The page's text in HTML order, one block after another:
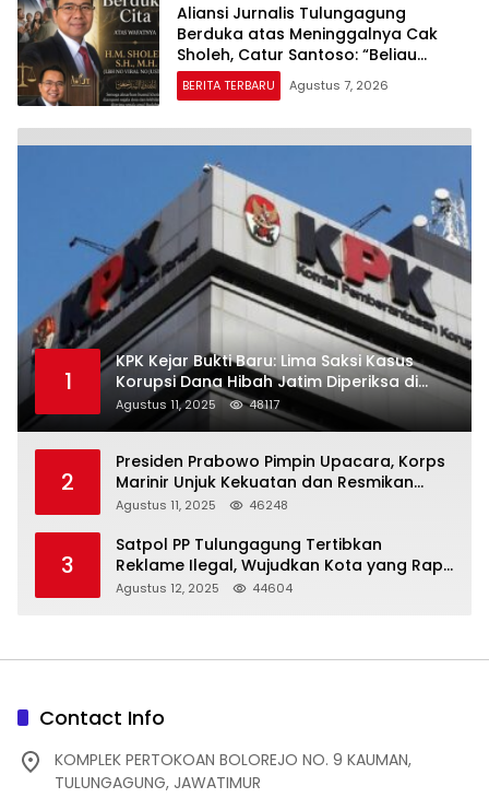
Aliansi Jurnalis Tulungagung
Berduka atas Meninggalnya Cak
Sholeh, Catur Santoso: “Beliau
Pejuang Keadilan yang Vokal”
BERITA TERBARU Agustus 7, 2026
1
KPK Kejar Bukti Baru: Lima Saksi Kasus
Korupsi Dana Hibah Jatim Diperiksa di
Trenggalek
Agustus 11, 2025 48117
2
Presiden Prabowo Pimpin Upacara, Korps
Marinir Unjuk Kekuatan dan Resmikan
Struktur Baru
Agustus 11, 2025 46248
3
Satpol PP Tulungagung Tertibkan
Reklame Ilegal, Wujudkan Kota yang Rapi
dan Indah
Agustus 12, 2025 44604
Contact Info
KOMPLEK PERTOKOAN BOLOREJO NO. 9 KAUMAN,
TULUNGAGUNG, JAWATIMUR